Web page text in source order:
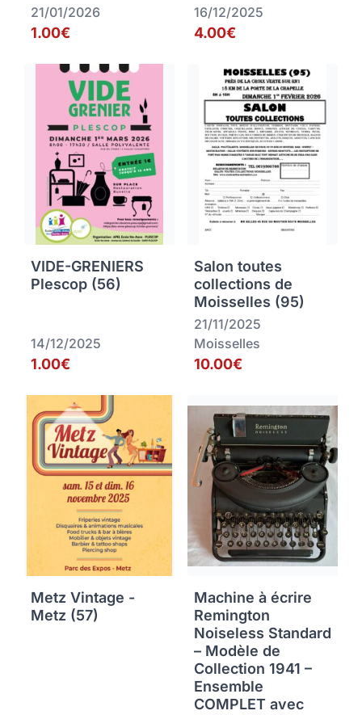
21/01/2026
1.00€
16/12/2025
4.00€
VIDE-GRENIERS
Plescop (56)
14/12/2025
1.00€
Salon toutes
collections de
Moisselles (95)
21/11/2025
Moisselles
10.00€
Metz Vintage -
Metz (57)
Machine à écrire
Remington
Noiseless Standard
– Modèle de
Collection 1941 –
Ensemble
COMPLET avec